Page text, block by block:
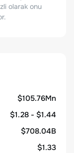
olarak onu
$105.76Mn
$1.28 - $1.44
$708.04B
$1.33